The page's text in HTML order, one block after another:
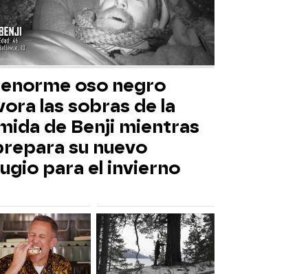
oso negro
las sobras de la
de Benji mientras
su nuevo
para el invierno